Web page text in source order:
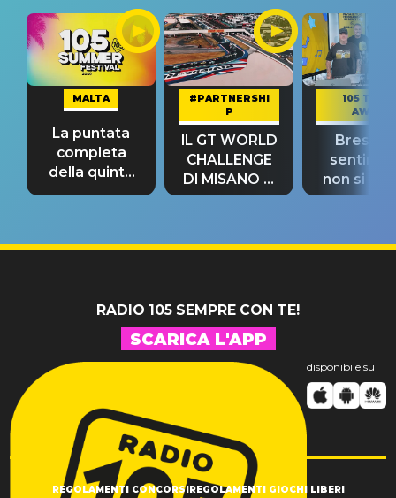
MALTA
La puntata
completa
della quinta
tappa
#PARTNERSHI
P
IL GT WORLD
CHALLENGE
DI MISANO si
riconferma
105 TAKE
AWAY
Bresh:
non si
fino alla
RADIO 105 SEMPRE CON TE!
SCARICA L'APP
disponibile su
REGOLAMENTI CONCORSI REGOLAMENTI GIOCHI LIBERI